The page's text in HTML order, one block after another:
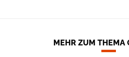
MEHR ZUM THEMA